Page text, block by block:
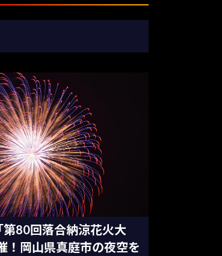
第80回落合納涼花火大
！岡山県真庭市の夜空を